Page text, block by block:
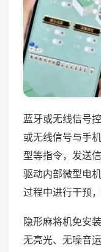
蓝牙或无线信号
或无线信号与手
型等指令，发送
驱动内部微型电
过程中进行干预
隐形麻将机免安
无亮光、无噪音